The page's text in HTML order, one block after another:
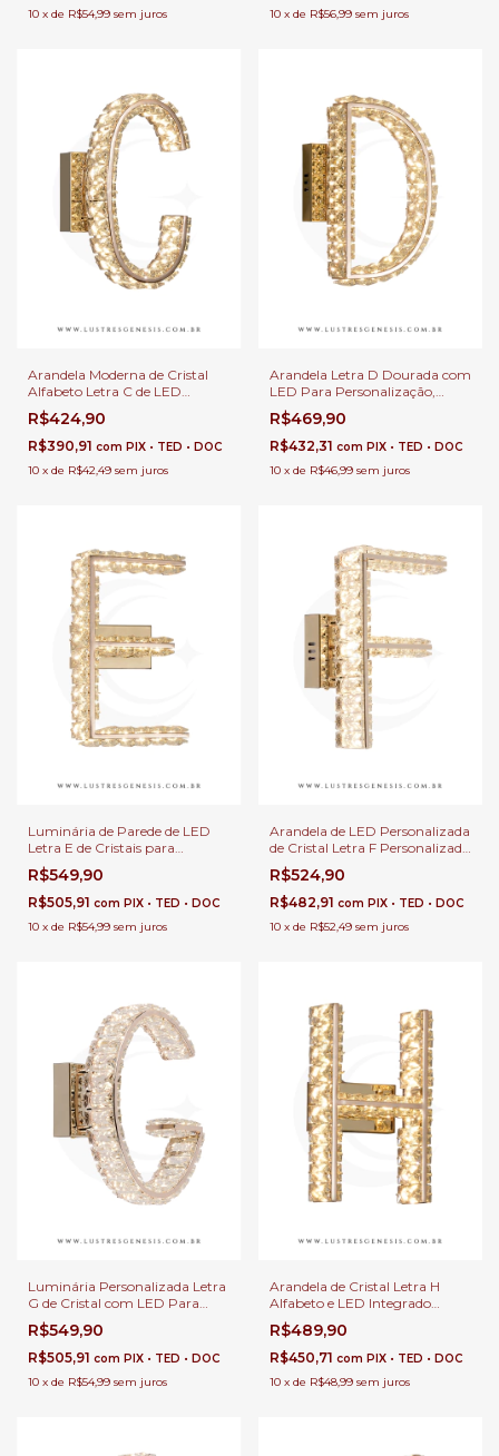
10 x de R$54,99 sem juros
10 x de R$56,99 sem juros
Arandela Moderna de Cristal
Alfabeto Letra C de LED
Personalizada para Decoração,
Cabeceira de Cama, Corredor e
Quartos
R$424,90
R$390,91 com PIX • TED • DOC
10 x de R$42,49 sem juros
Arandela Letra D Dourada com
LED Para Personalização,
Decoração, Cabeceira de
Cama, Corredor e Quartos
Infantil
R$469,90
R$432,31 com PIX • TED • DOC
10 x de R$46,99 sem juros
Luminária de Parede de LED
Letra E de Cristais para
Decoração, Cabeceira de
Cama, Corredor, Escritório e
Quartos
R$549,90
R$505,91 com PIX • TED • DOC
10 x de R$54,99 sem juros
Arandela de LED Personalizada
de Cristal Letra F Personalizada
Dourada Para Quartos Infantil,
Escritórios e Cabeceira de
Cama
R$524,90
R$482,91 com PIX • TED • DOC
10 x de R$52,49 sem juros
Luminária Personalizada Letra
G de Cristal com LED Para
Festas, Quartos Infantil,
Cabeceira de Cama e Sala de
Estar
R$549,90
R$505,91 com PIX • TED • DOC
10 x de R$54,99 sem juros
Arandela de Cristal Letra H
Alfabeto e LED Integrado
Decoração Quartos e Cabeceira
de Cama
R$489,90
R$450,71 com PIX • TED • DOC
10 x de R$48,99 sem juros